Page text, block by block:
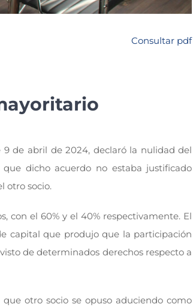
Consultar pdf
de abril de 2024, declaró la nulidad del
dicho acuerdo no estaba justificado
otro socio.
con el 60% y el 40% respectivamente. El
capital que produjo que la participación
de determinados derechos respecto a
otro socio se opuso aduciendo como